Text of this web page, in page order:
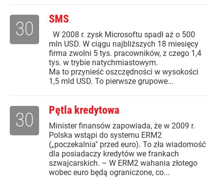
SMS
W 2008 r. zysk Microsoftu spadł aż o 500
mln USD. W ciągu najbliższych 18 miesięcy
firma zwolni 5 tys. pracowników, z czego 1,4
tys. w trybie natychmiastowym.
Ma to przynieść oszczędności w wysokości
1,5 mld USD. To pierwsze grupowe...
30
Pętla kredytowa
Minister finansów zapowiada, że w 2009 r.
Polska wstąpi do systemu ERM2
(„poczekalnia" przed euro). To zła wiadomość
dla posiadaczy kredytów we frankach
szwajcarskich. – W ERM2 wahania złotego
wobec euro będą ograniczone, co...
30